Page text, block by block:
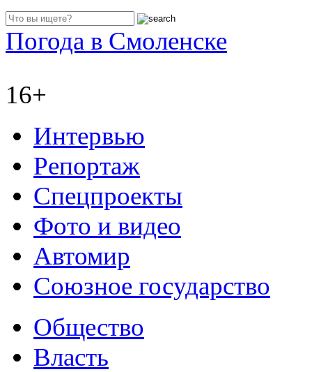
Погода в Смоленске
16+
Интервью
Репортаж
Спецпроекты
Фото и видео
Автомир
Союзное государство
Общество
Власть